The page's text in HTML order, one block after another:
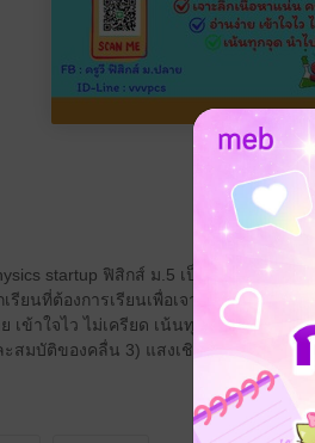
startup ฟิสิกส์ ม.5 เป็น E-book ที่สร้
เรียนที่ต้องการเรียนเพื่อเจาะลึกเนื้อหาฟิ
ย เข้าใจไว ไม่เครียด เน้นทุกจุด นำไปใช้ไ
ะสมบัติของคลื่น 3) แสงเชิงคลื่น 4) แสงเชิ